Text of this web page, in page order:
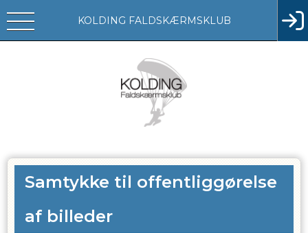
KOLDING FALDSKÆRMSKLUB
Samtykke til offentliggørelse
af billeder